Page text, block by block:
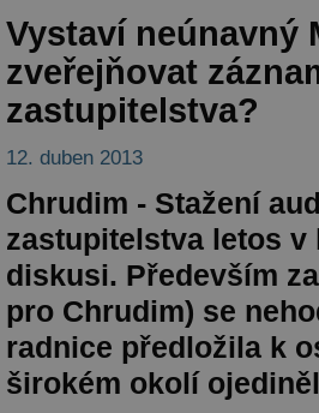
Vystaví neúnavný
zveřejňovat
zastupitelstva?
12. duben 2013
Chrudim - Stažení
zastupitelstva letos
diskusi. Především
pro Chrudim) se
radnice předložila k
širokém okolí